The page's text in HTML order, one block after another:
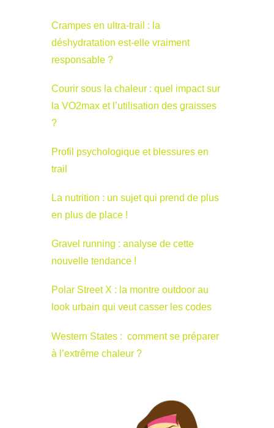
Crampes en ultra-trail : la
déshydratation est-elle vraiment
responsable ?
Courir sous la chaleur : quel impact sur
la VO2max et l’utilisation des graisses
?
Profil psychologique et blessures en
trail
La nutrition : un sujet qui prend de plus
en plus de place !
Gravel running : analyse de cette
nouvelle tendance !
Polar Street X : la montre outdoor au
look urbain qui veut casser les codes
Western States : comment se préparer
à l’extrême chaleur ?